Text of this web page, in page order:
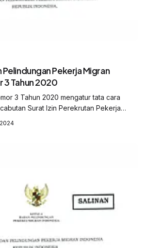
Pekerja Migran
3 Tahun 2020
3 Tahun 2020 mengatur tata cara
Surat Izin Perekrutan Pekerja
sesuai re...